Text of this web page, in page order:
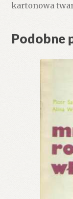
kartonowa
Podobne